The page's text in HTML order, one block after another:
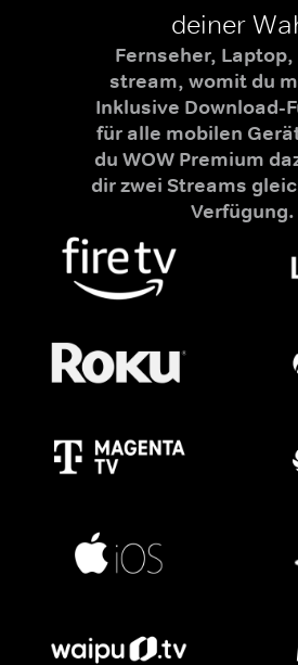
deiner
Fernseher, Laptop,
stream, womit du
Inklusive Download-
für alle mobilen
du WOW Premium
dir zwei Streams
Verfügung.